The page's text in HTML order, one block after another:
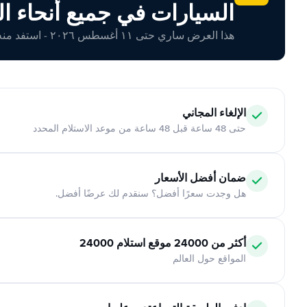
السيارات في جميع أنحاء
هذا العرض ساري حتى ١١ أغسطس ٢٠٢٦ - استفد منه اليوم!
الإلغاء المجاني
حتى 48 ساعة قبل 48 ساعة من موعد الاستلام المحدد
ضمان أفضل الأسعار
هل وجدت سعرًا أفضل؟ سنقدم لك عرضًا أفضل.
أكثر من 24000 موقع استلام 24000
المواقع حول العالم